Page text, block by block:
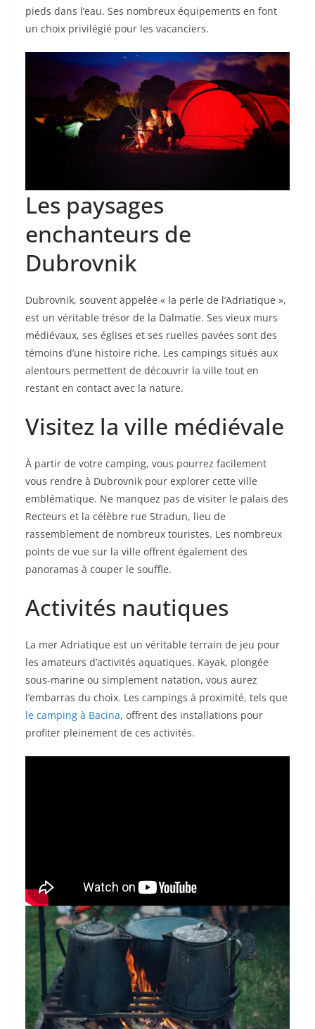
pieds dans l’eau. Ses nombreux équipements en font
un choix privilégié pour les vacanciers.
Les paysages
enchanteurs de
Dubrovnik
Dubrovnik, souvent appelée « la perle de l’Adriatique »,
est un véritable trésor de la Dalmatie. Ses vieux murs
médiévaux, ses églises et ses ruelles pavées sont des
témoins d’une histoire riche. Les campings situés aux
alentours permettent de découvrir la ville tout en
restant en contact avec la nature.
Visitez la ville médiévale
À partir de votre camping, vous pourrez facilement
vous rendre à Dubrovnik pour explorer cette ville
emblématique. Ne manquez pas de visiter le palais des
Recteurs et la célèbre rue Stradun, lieu de
rassemblement de nombreux touristes. Les nombreux
points de vue sur la ville offrent également des
panoramas à couper le souffle.
Activités nautiques
La mer Adriatique est un véritable terrain de jeu pour
les amateurs d’activités aquatiques. Kayak, plongée
sous-marine ou simplement natation, vous aurez
l’embarras du choix. Les campings à proximité, tels que
le camping à Bacina, offrent des installations pour
profiter pleinement de ces activités.